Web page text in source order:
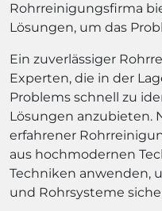
Rohrreinigungsfirma
Lösungen, um das
Ein zuverlässiger
Experten, die in der
Problems schnell zu
Lösungen anzubieten.
erfahrener
aus hochmodernen
Techniken anwenden,
und Rohrsysteme